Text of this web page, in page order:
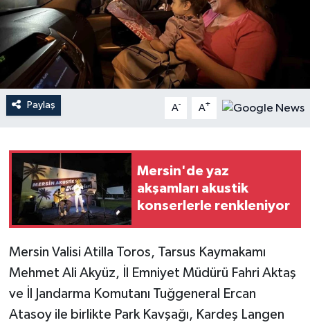
Paylaş A- A+
Mersin'de yaz
akşamları akustik
konserlerle renkleniyor
Mersin Valisi Atilla Toros, Tarsus Kaymakamı
Mehmet Ali Akyüz, İl Emniyet Müdürü Fahri Aktaş
ve İl Jandarma Komutanı Tuğgeneral Ercan
Atasoy ile birlikte Park Kavşağı, Kardeş Langen
Sağlık
Spor
Sürmanşet
Teknoloji
Yaşam